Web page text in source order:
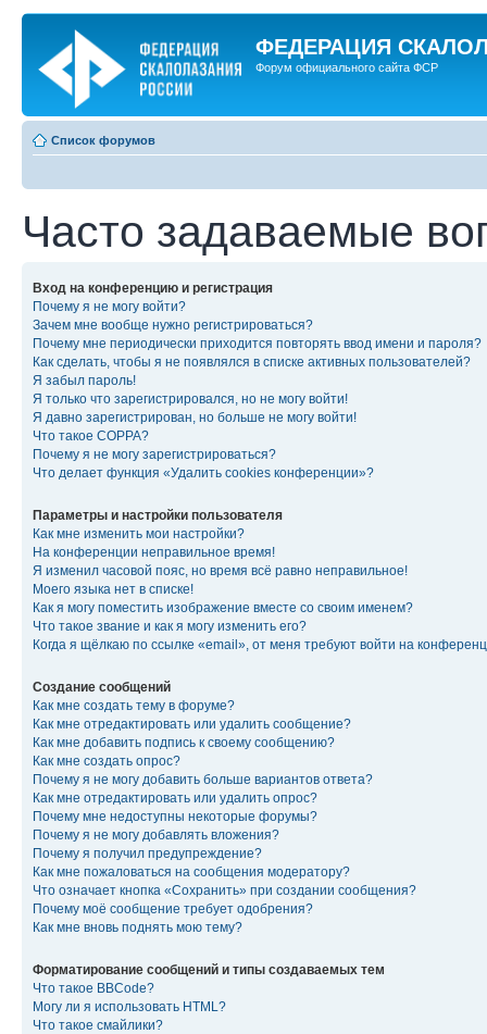
ФЕДЕРАЦИЯ
Форум официального сайта ФСР
Список форумов
Часто задаваемые
Вход на конференцию и регистрация
Почему я не могу войти?
Зачем мне вообще нужно регистрироваться?
Почему мне периодически приходится повторять ввод имени и пароля?
Как сделать, чтобы я не появлялся в списке активных пользователей?
Я забыл пароль!
Я только что зарегистрировался, но не могу войти!
Я давно зарегистрирован, но больше не могу войти!
Что такое COPPA?
Почему я не могу зарегистрироваться?
Что делает функция «Удалить cookies конференции»?
Параметры и настройки пользователя
Как мне изменить мои настройки?
На конференции неправильное время!
Я изменил часовой пояс, но время всё равно неправильное!
Моего языка нет в списке!
Как я могу поместить изображение вместе со своим именем?
Что такое звание и как я могу изменить его?
Когда я щёлкаю по ссылке «email», от меня требуют войти на
Создание сообщений
Как мне создать тему в форуме?
Как мне отредактировать или удалить сообщение?
Как мне добавить подпись к своему сообщению?
Как мне создать опрос?
Почему я не могу добавить больше вариантов ответа?
Как мне отредактировать или удалить опрос?
Почему мне недоступны некоторые форумы?
Почему я не могу добавлять вложения?
Почему я получил предупреждение?
Как мне пожаловаться на сообщения модератору?
Что означает кнопка «Сохранить» при создании сообщения?
Почему моё сообщение требует одобрения?
Как мне вновь поднять мою тему?
Форматирование сообщений и типы создаваемых тем
Что такое BBCode?
Могу ли я использовать HTML?
Что такое смайлики?